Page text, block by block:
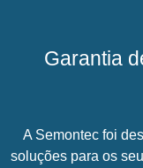
Garantia
A Semontec foi
soluções para os